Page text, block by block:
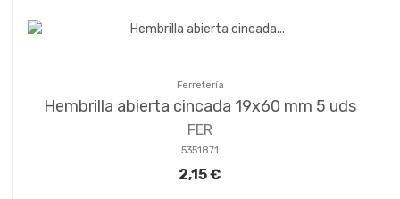
Ferretería
Hembrilla abierta cincada 19x60 mm 5 uds
FER
5351871
2,15 €